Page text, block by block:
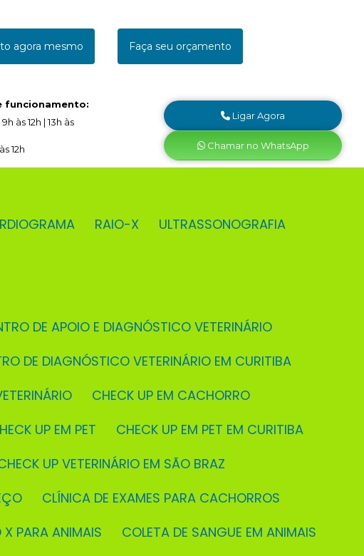
agora mesmo Faça seu orçamento
funcionamento:
às 12h | 13h às
12h
Ligar Agora
Chamar no WhatsApp
RAIO-X
ULTRASSONOGRAFIA
DE APOIO E DIAGNÓSTICO VETERINÁRIO
DE DIAGNÓSTICO VETERINÁRIO EM CURITIBA
CHECK UP EM CACHORRO
CHECK UP EM PET
CHECK UP EM PET EM CURITIBA
CHECK UP VETERINÁRIO EM SÃO BRAZ
CLÍNICA DE EXAMES PARA CACHORROS
X PARA ANIMAIS
COLETA DE SANGUE EM ANIMAIS